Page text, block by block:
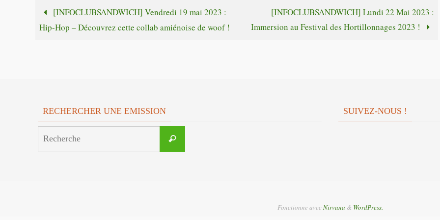
le
volume.
ou
diminuer
[INFOCLUBSANDWICH] Vendredi 19 mai 2023 :
Hip-Hop – Découvrez cette collab amiénoise de woof !
[INFOCLUBSANDWICH] Lundi 22 Mai 2023 :
Immersion au Festival des Hortillonnages 2023 !
RECHERCHER UNE EMISSION
Recherche
SUIVEZ-NOUS !
Fonctionne avec Nirvana & WordPress.